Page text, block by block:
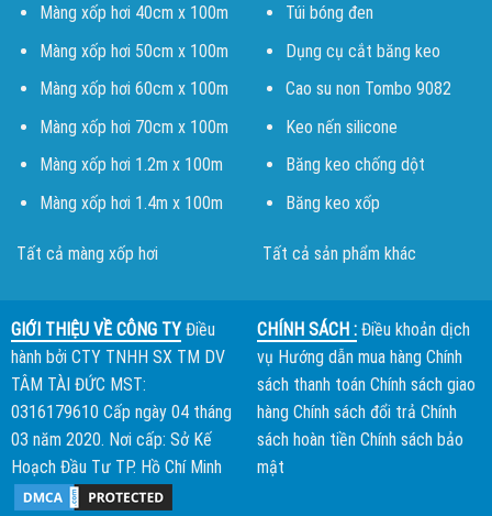
Màng xốp hơi 40cm x 100m
Màng xốp hơi 50cm x 100m
Màng xốp hơi 60cm x 100m
Màng xốp hơi 70cm x 100m
Màng xốp hơi 1.2m x 100m
Màng xốp hơi 1.4m x 100m
Tất cả màng xốp hơi
Túi bóng đen
Dụng cụ cắt băng keo
Cao su non Tombo 9082
Keo nến silicone
Băng keo chống dột
Băng keo xốp
Tất cả sản phẩm khác
GIỚI THIỆU VỀ CÔNG TYĐiều
hành bởi CTY TNHH SX TM DV
TÂM TÀI ĐỨC MST:
0316179610 Cấp ngày 04 tháng
03 năm 2020. Nơi cấp: Sở Kế
Hoạch Đầu Tư TP. Hồ Chí Minh
CHÍNH SÁCH : Điều khoản dịch
vụ Hướng dẫn mua hàng Chính
sách thanh toán Chính sách giao
hàng Chính sách đổi trả Chính
sách hoàn tiền Chính sách bảo
mật